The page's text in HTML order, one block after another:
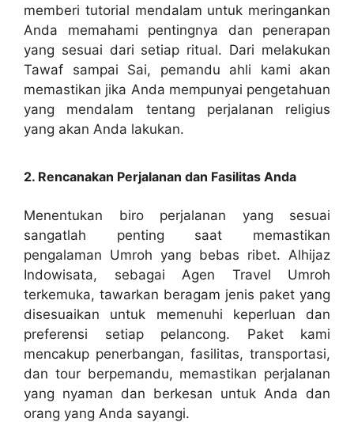
memberi tutorial mendalam untuk meringankan
Anda memahami pentingnya dan penerapan
yang sesuai dari setiap ritual. Dari melakukan
Tawaf sampai Sai, pemandu ahli kami akan
memastikan jika Anda mempunyai pengetahuan
yang mendalam tentang perjalanan religius
yang akan Anda lakukan.
2. Rencanakan Perjalanan dan Fasilitas Anda
Menentukan biro perjalanan yang sesuai
sangatlah penting saat memastikan
pengalaman Umroh yang bebas ribet. Alhijaz
Indowisata, sebagai Agen Travel Umroh
terkemuka, tawarkan beragam jenis paket yang
disesuaikan untuk memenuhi keperluan dan
preferensi setiap pelancong. Paket kami
mencakup penerbangan, fasilitas, transportasi,
dan tour berpemandu, memastikan perjalanan
yang nyaman dan berkesan untuk Anda dan
orang yang Anda sayangi.